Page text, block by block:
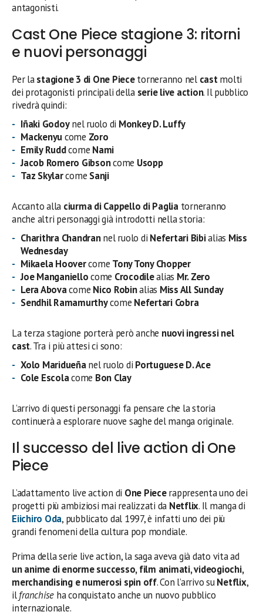
antagonisti.
Cast One Piece stagione 3: ritorni
e nuovi personaggi
Per lastagione 3 di One Piecetorneranno nel castmolti
dei protagonisti principali della serie live action. Il pubblico
rivedrà quindi:
Iñaki Godoynel ruolo di Monkey D. Luffy
Mackenyucome Zoro
Emily Ruddcome Nami
Jacob Romero Gibsoncome Usopp
Taz Skylarcome Sanji
Accanto alla ciurma di Cappello di Paglia torneranno
anche altri personaggi già introdotti nella storia:
Charithra Chandrannel ruolo di Nefertari Bibialias Miss
Wednesday
Mikaela Hoovercome Tony Tony Chopper
Joe Manganiellocome Crocodilealias Mr. Zero
Lera Abovacome Nico Robinalias Miss All Sunday
Sendhil Ramamurthycome Nefertari Cobra
La terza stagione porterà però anche nuovi ingressi nel
cast. Tra i più attesi ci sono:
Xolo Maridueñanel ruolo di Portuguese D. Ace
Cole Escolacome Bon Clay
L’arrivo di questi personaggi fa pensare che la storia
continuerà a esplorare nuove saghe del manga originale.
Il successo del live action di One
Piece
L’adattamento live action di One Piecerappresenta uno dei
progetti più ambiziosi mai realizzati da Netflix. Il manga di
Eiichiro Oda, pubblicato dal 1997, è infatti uno dei più
grandi fenomeni della cultura pop mondiale.
Prima della serie live action, la saga aveva già dato vita ad
un anime di enorme successo, film animati, videogiochi,
merchandising e numerosi spin off. Con l’arrivo suNetflix,
ilfranchise ha conquistato anche un nuovo pubblico
internazionale.